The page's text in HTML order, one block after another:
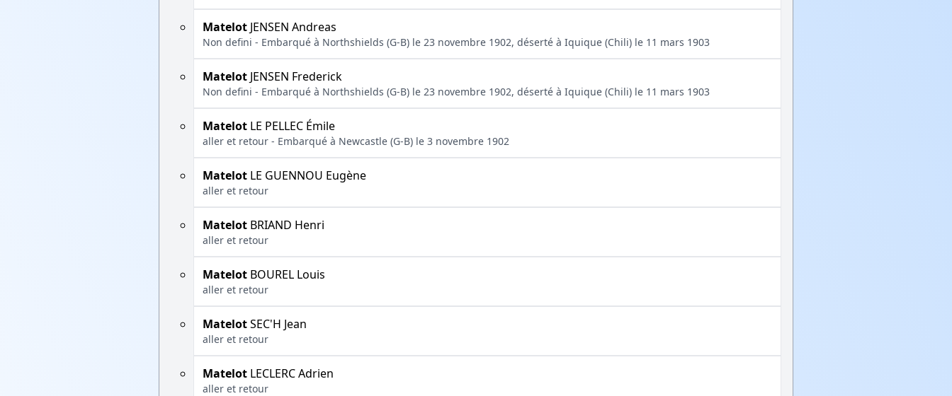
Matelot JENSEN Andreas
Non defini - Embarqué à Northshields (G-B) le 23 novembre 1902, déserté à Iquique (Chili) le 11 mars 1903
Matelot JENSEN Frederick
Non defini - Embarqué à Northshields (G-B) le 23 novembre 1902, déserté à Iquique (Chili) le 11 mars 1903
Matelot LE PELLEC Émile
aller et retour - Embarqué à Newcastle (G-B) le 3 novembre 1902
Matelot LE GUENNOU Eugène
aller et retour
Matelot BRIAND Henri
aller et retour
Matelot BOUREL Louis
aller et retour
MatelotSEC'H Jean
aller et retour
Matelot LECLERC Adrien
aller et retour